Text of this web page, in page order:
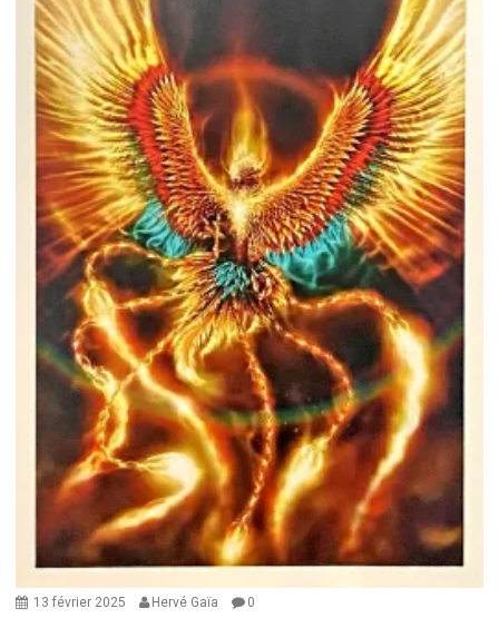
13 février 2025 Hervé Gaïa 0